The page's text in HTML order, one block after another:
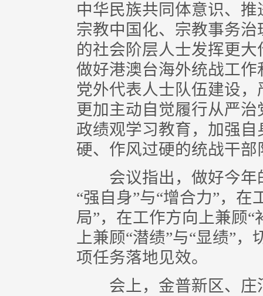
中华民族共同体意识、
宗教中国化、宗教事务
的社会阶层人士发挥更
做好港澳台海外统战工
党外代表人士队伍建设
更加主动自觉履行从严
政绩观学习教育，加强
硬、作风过硬的统战干部
会议指出，做好今年
“强自身”与“增合力”，在
局”，在工作方向上兼顾“
上兼顾“潜绩”与“显绩”
项任务落地见效。
会上，金普新区、庄